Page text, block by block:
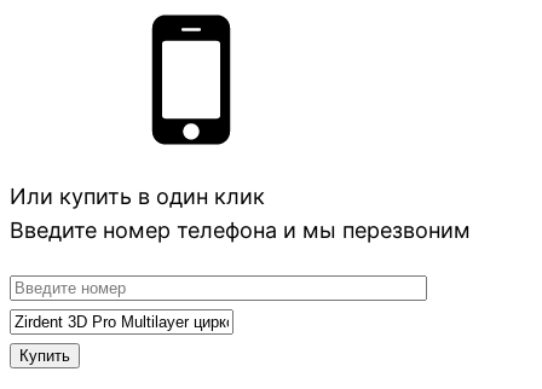
Или купить в один клик
Введите номер телефона и мы перезвоним